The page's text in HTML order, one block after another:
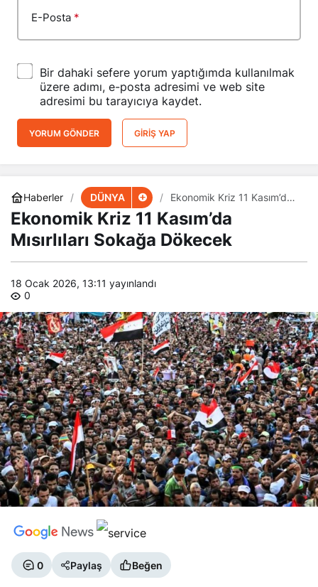
E-Posta *
Bir dahaki sefere yorum yaptığımda kullanılmak
üzere adımı, e-posta adresimi ve web site
adresimi bu tarayıcıya kaydet.
YORUM GÖNDER GIRIŞ YAP
Haberler DÜNYA
Ekonomik Kriz 11 Kasım’da
Mısırlıları Sokağa Dökecek
Ekonomik Kriz 11 Kasım’da
Mısırlıları Sokağa Dökecek
18 Ocak 2026, 13:11 yayınlandı
0
0 Paylaş Beğen